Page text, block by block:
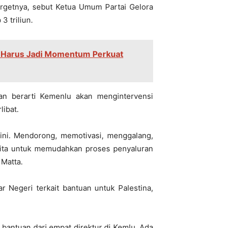
sebut Ketua Umum Partai Gelora
3 triliun.
Jadi Momentum Perkuat
berarti Kemenlu akan mengintervensi
Mendorong, memotivasi, menggalang,
untuk memudahkan proses penyaluran
Negeri terkait bantuan untuk Palestina,